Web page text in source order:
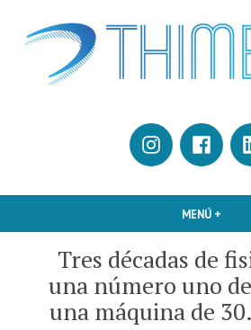
MENÚ +
Instagram
Tres décadas de
una número uno
una máquina de